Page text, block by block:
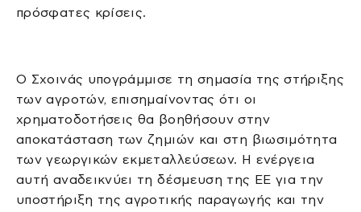
πρόσφατες κρίσεις.
Ο Σχοινάς υπογράμμισε τη σημασία της στήριξης
των αγροτών, επισημαίνοντας ότι οι
χρηματοδοτήσεις θα βοηθήσουν στην
αποκατάσταση των ζημιών και στη βιωσιμότητα
των γεωργικών εκμεταλλεύσεων. Η ενέργεια
αυτή αναδεικνύει τη δέσμευση της ΕΕ για την
υποστήριξη της αγροτικής παραγωγής και την